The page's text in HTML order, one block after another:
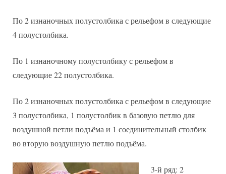
По 2 изнаночных полустолбика с рельефом в следующие
4 полустолбика.
По 1 изнаночному полустолбику с рельефом в
следующие 22 полустолбика.
По 2 изнаночных полустолбика с рельефом в следующие
3 полустолбика, 1 полустолбик в базовую петлю для
воздушной петли подъёма и 1 соединительный столбик
во вторую воздушную петлю подъёма.
3-й ряд: 2